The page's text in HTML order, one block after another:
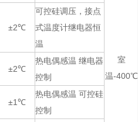
室
温-400℃
±2℃
可控硅调压，接点
式温度计继电器恒
温
±2℃
热电偶感温 继电器
控制
±1℃
热电偶感温 可控硅
控制